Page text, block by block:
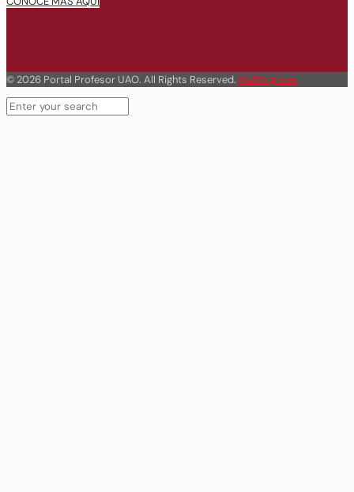
© 2026 Portal Profesor UAO. All Rights Reserved. Muffin group